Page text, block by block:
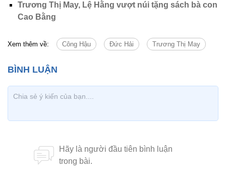
Trương Thị May, Lệ Hằng vượt núi tặng sách bà con
Cao Bằng
Xem thêm về: Công Hậu Đức Hải Trương Thị May